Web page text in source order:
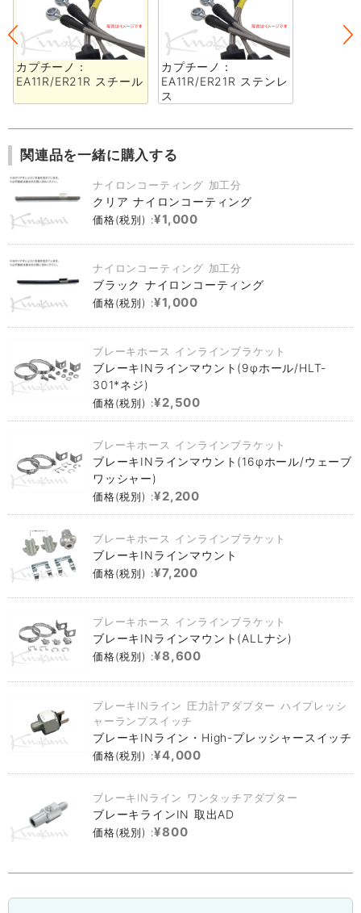
カプチーノ：
EA11R/ER21R スチール
カプチーノ：
EA11R/ER21R ステンレ
ス
関連品を一緒に購入する
ナイロンコーティング 加工分
クリア ナイロンコーティング
価格(税別) :¥1,000
ナイロンコーティング 加工分
ブラック ナイロンコーティング
価格(税別) :¥1,000
ブレーキホース インラインブラケット
ブレーキINラインマウント(9φホール/HLT-
301*ネジ)
価格(税別) :¥2,500
ブレーキホース インラインブラケット
ブレーキINラインマウント(16φホール/ウェーブ
ワッシャー)
価格(税別) :¥2,200
ブレーキホース インラインブラケット
ブレーキINラインマウント
価格(税別) :¥7,200
ブレーキホース インラインブラケット
ブレーキINラインマウント(ALLナシ)
価格(税別) :¥8,600
ブレーキINライン 圧力計アダプター ハイプレッシ
ャーランプスイッチ
ブレーキINライン・High-プレッシャースイッチ
価格(税別) :¥4,000
ブレーキINライン ワンタッチアダプター
ブレーキラインIN 取出AD
価格(税別) :¥800